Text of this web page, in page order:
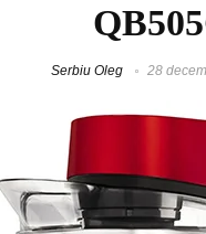
Serbiu Oleg 28